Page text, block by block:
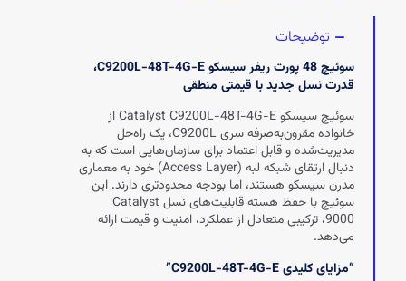
توضیحات
سوئیچ 48 پورت ریفر سیسکو C9200L-48T-4G-E،
قدرت نسل جدید با قیمتی منطقی
سوئیچ سیسکو Catalyst C9200L-48T-4G-E از
خانواده مقرون‌به‌صرفه سری C9200L، یک راه‌حل
مدیریت‌شده و قابل اعتماد برای سازمان‌هایی است که به
دنبال ارتقای شبکه لبه (Access Layer) خود به معماری
مدرن سیسکو هستند، اما بودجه محدودتری دارند. این
سوئیچ با حفظ هسته قابلیت‌های نسل Catalyst
9000، ترکیبی متعادل از عملکرد، امنیت و قیمت ارائه
می‌دهد.
“مزایای کلیدی C9200L-48T-4G-E”